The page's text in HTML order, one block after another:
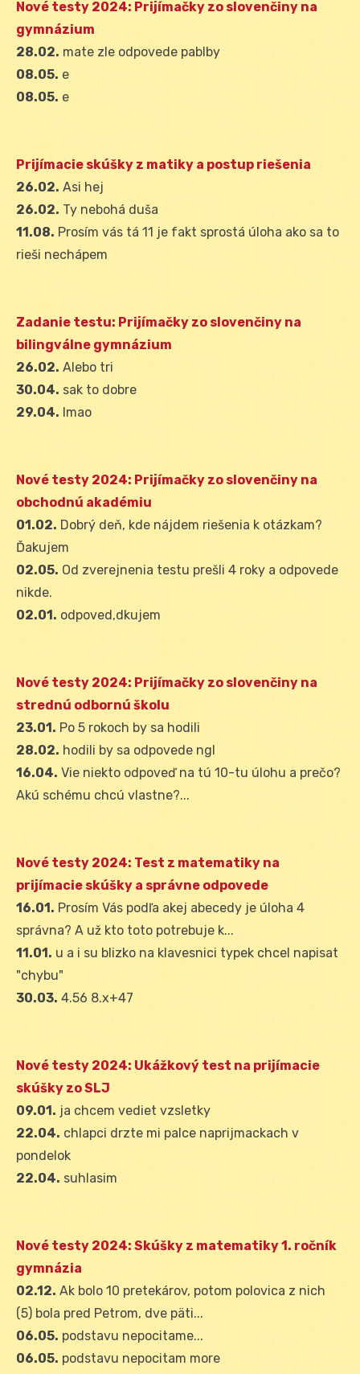
Nové testy 2024: Prijímačky zo slovenčiny na
gymnázium
28.02. mate zle odpovede pablby
08.05. e
08.05. e
Prijímacie skúšky z matiky a postup riešenia
26.02. Asi hej
26.02. Ty nebohá duša
11.08. Prosím vás tá 11 je fakt sprostá úloha ako sa to
rieši nechápem
Zadanie testu: Prijímačky zo slovenčiny na
bilingválne gymnázium
26.02. Alebo tri
30.04. sak to dobre
29.04. lmao
Nové testy 2024: Prijímačky zo slovenčiny na
obchodnú akadémiu
01.02. Dobrý deň, kde nájdem riešenia k otázkam?
Ďakujem
02.05. Od zverejnenia testu prešli 4 roky a odpovede
nikde.
02.01. odpoved,dkujem
Nové testy 2024: Prijímačky zo slovenčiny na
strednú odbornú školu
23.01. Po 5 rokoch by sa hodili
28.02. hodili by sa odpovede ngl
16.04. Vie niekto odpoveď na tú 10-tu úlohu a prečo?
Akú schému chcú vlastne?...
Nové testy 2024: Test z matematiky na
prijímacie skúšky a správne odpovede
16.01. Prosím Vás podľa akej abecedy je úloha 4
správna? A už kto toto potrebuje k...
11.01. u a i su blizko na klavesnici typek chcel napisat
"chybu"
30.03. 4.56 8.x+47
Nové testy 2024: Ukážkový test na prijímacie
skúšky zo SLJ
09.01. ja chcem vediet vzsletky
22.04. chlapci drzte mi palce naprijmackach v
pondelok
22.04. suhlasim
Nové testy 2024: Skúšky z matematiky 1. ročník
gymnázia
02.12. Ak bolo 10 pretekárov, potom polovica z nich
(5) bola pred Petrom, dve päti...
06.05. podstavu nepocitame...
06.05. podstavu nepocitam more